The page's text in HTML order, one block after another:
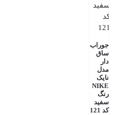
جوراب
ساق
دار
مدل
نایک
NIKE
رنگ
سفید
کد 121